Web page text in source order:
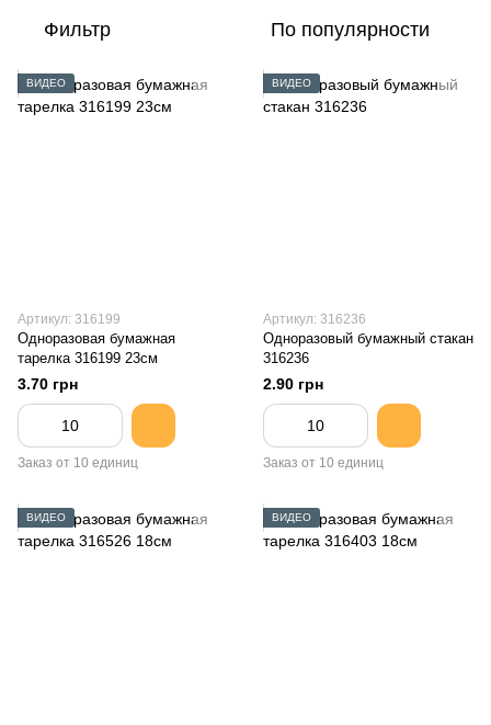
Фильтр По популярности
ВИДЕО
Артикул: 316199
Одноразовая бумажная
тарелка 316199 23см
3.70 грн
Заказ от 10 единиц
ВИДЕО
Артикул: 316236
Одноразовый бумажный стакан
316236
2.90 грн
Заказ от 10 единиц
ВИДЕО ВИДЕО